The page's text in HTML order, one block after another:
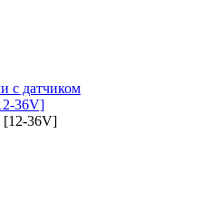
с датчиком
36V]
[12-36V]